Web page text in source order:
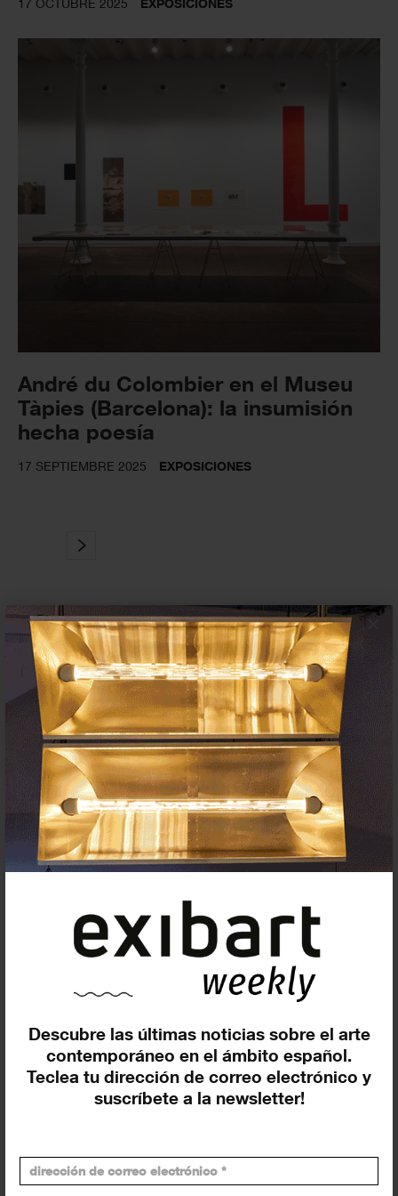
Descubre las últimas noticias sobre el arte
contemporáneo en el ámbito español.
Teclea tu dirección de correo electrónico y
suscríbete a la newsletter!
×
17 OCTUBRE 2025 EXPOSICIONES
André du Colombier en el Museu
Tàpies (Barcelona): la insumisión
hecha poesía
17 SEPTIEMBRE 2025 EXPOSICIONES
Suscríbete a la newsletter
Insertar residencias
Insertar exposición o evento
Agenda
Exposiciones, inauguraciones,
actividades.
¡Te ayudamos a encontrar el
Exposiciones y eventos